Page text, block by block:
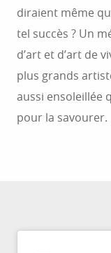
diraient même
tel succès ? Un
d’art et d’art de
plus grands
aussi ensoleillée
pour la savourer.